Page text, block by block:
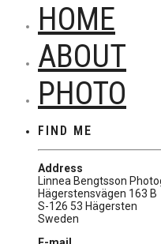
HOME
ABOUT
PHOTO
FIND ME
Address
Linnea Bengtsson
Hägerstensvägen 163 B
S-126 53 Hägersten
Sweden